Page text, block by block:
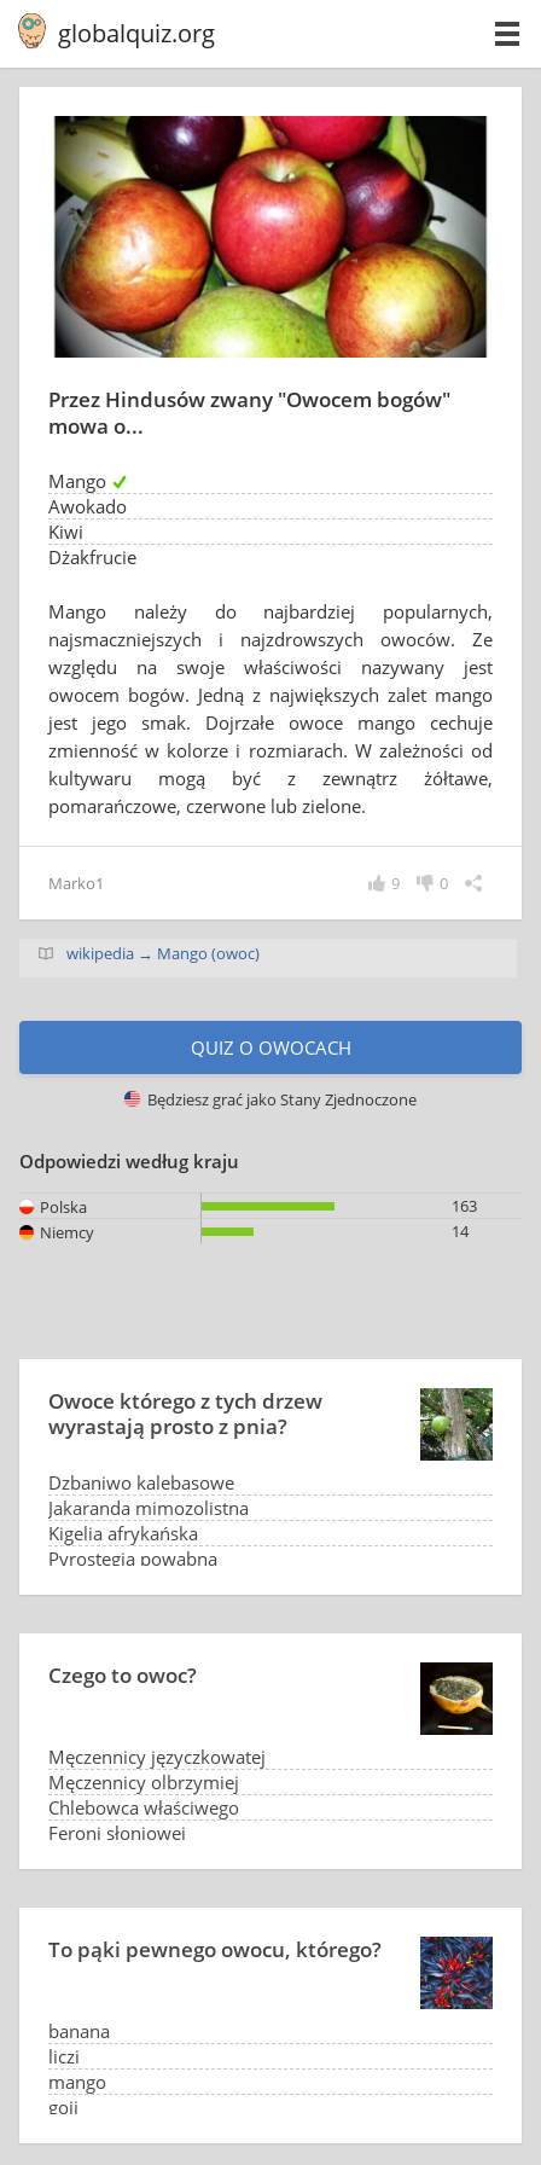
globalquiz.org
Przez Hindusów zwany "Owocem bogów"
mowa o...
Mango
Awokado
Kiwi
Dżakfrucie
Mango należy do najbardziej popularnych,
najsmaczniejszych i najzdrowszych owoców. Ze
względu na swoje właściwości nazywany jest
owocem bogów. Jedną z największych zalet mango
jest jego smak. Dojrzałe owoce mango cechuje
zmienność w kolorze i rozmiarach. W zależności od
kultywaru mogą być z zewnątrz żółtawe,
pomarańczowe, czerwone lub zielone.
Marko1 0
9
wikipedia → Mango (owoc)
QUIZ O OWOCACH
Będziesz grać jako Stany Zjednoczone
Odpowiedzi według kraju
Polska
163
Niemcy
14
Owoce którego z tych drzew
wyrastają prosto z pnia?
Dzbaniwo kalebasowe
Jakaranda mimozolistna
Kigelia afrykańska
Pyrostegia powabna
Czego to owoc?
Męczennicy języczkowatej
Męczennicy olbrzymiej
Chlebowca właściwego
Feroni słoniowej
To pąki pewnego owocu, którego?
banana
liczi
mango
goji